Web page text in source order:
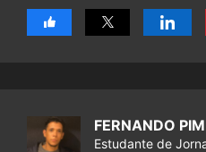
FERNANDO
Estudante de